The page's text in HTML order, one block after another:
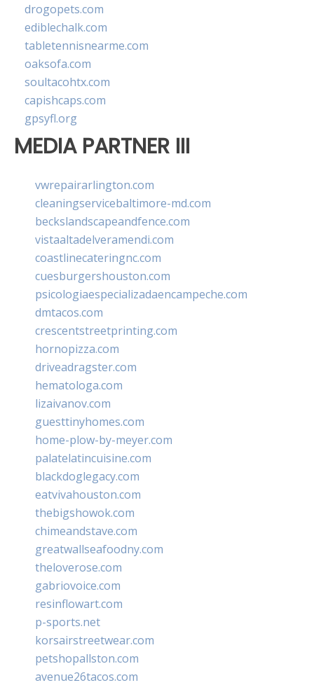
drogopets.com
ediblechalk.com
tabletennisnearme.com
oaksofa.com
soultacohtx.com
capishcaps.com
gpsyfl.org
MEDIA PARTNER III
vwrepairarlington.com
cleaningservicebaltimore-md.com
beckslandscapeandfence.com
vistaaltadelveramendi.com
coastlinecateringnc.com
cuesburgershouston.com
psicologiaespecializadaencampeche.com
dmtacos.com
crescentstreetprinting.com
hornopizza.com
driveadragster.com
hematologa.com
lizaivanov.com
guesttinyhomes.com
home-plow-by-meyer.com
palatelatincuisine.com
blackdoglegacy.com
eatvivahouston.com
thebigshowok.com
chimeandstave.com
greatwallseafoodny.com
theloverose.com
gabriovoice.com
resinflowart.com
p-sports.net
korsairstreetwear.com
petshopallston.com
avenue26tacos.com